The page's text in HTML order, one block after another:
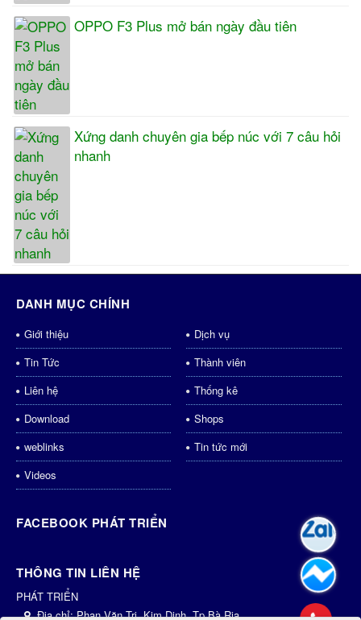
OPPO F3 Plus mở bán ngày đầu tiên
Xứng danh chuyên gia bếp núc với 7 câu hỏi
nhanh
DANH MỤC CHÍNH
Giới thiệu
Dịch vụ
Tin Tức
Thành viên
Liên hệ
Thống kê
Download
Shops
weblinks
Tin tức mới
Videos
FACEBOOK PHÁT TRIỂN
THÔNG TIN LIÊN HỆ
PHÁT TRIỂN
Địa chỉ:Phan Văn Trị, Kim Dinh, Tp.Bà Rịa